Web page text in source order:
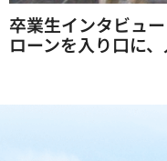
卒業生インタビュ
ローンを入り口に、